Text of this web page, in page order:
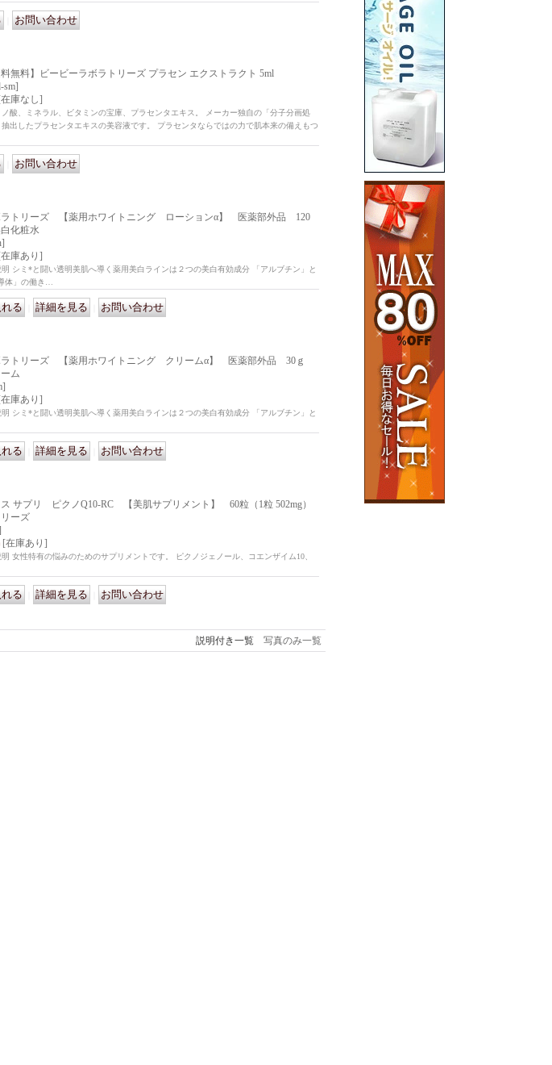
料無料】ビービーラボラトリーズ プラセン エクストラクト 5ml
sm]
[在庫なし]
酸、ミネラル、ビタミンの宝庫、プラセンタエキス。 メーカー独自の「分子分画処
出したプラセンタエキスの美容液です。 プラセンタならではの力で肌本来の備えもつ
ラトリーズ 【薬用ホワイトニング ローションα】 医薬部外品 120
化粧水
[在庫あり]
シミ*と闘い透明美肌へ導く薬用美白ラインは２つの美白有効成分 「アルブチン」と
体」の働き…
ラトリーズ 【薬用ホワイトニング クリームα】 医薬部外品 30ｇ
ム
[在庫あり]
シミ*と闘い透明美肌へ導く薬用美白ラインは２つの美白有効成分 「アルブチン」と
サプリ ピクノQ10-RC 【美肌サプリメント】 60粒（1粒 502mg）
ーズ
[在庫あり]
女性特有の悩みのためのサプリメントです。 ピクノジェノール、コエンザイム10、
説明付き一覧 写真のみ一覧